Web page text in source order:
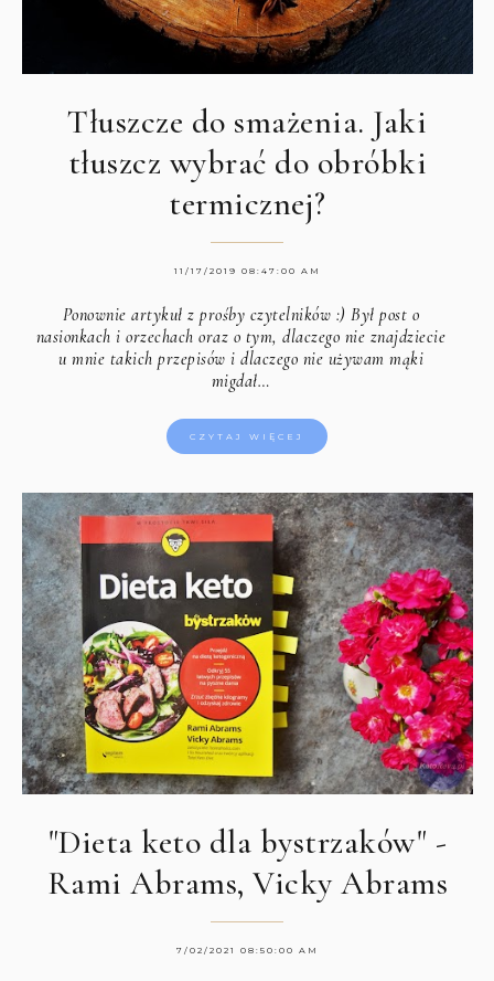
Tłuszcze do smażenia. Jaki
tłuszcz wybrać do obróbki
termicznej?
11/17/2019 08:47:00 AM
Ponownie artykuł z prośby czytelników :) Był post o
nasionkach i orzechach oraz o tym, dlaczego nie znajdziecie
u mnie takich przepisów i dlaczego nie używam mąki
migdał…
CZYTAJ WIĘCEJ
"Dieta keto dla bystrzaków" -
Rami Abrams, Vicky Abrams
7/02/2021 08:50:00 AM